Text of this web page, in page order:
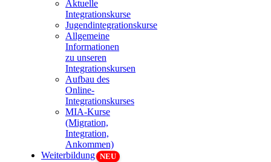
Aktuelle
Integrationskurse
Jugendintegrationskurse
Allgemeine
Informationen
zu unseren
Integrationskursen
Aufbau des
Online-
Integrationskurses
MIA-Kurse
(Migration,
Integration,
Ankommen)
Weiterbildung